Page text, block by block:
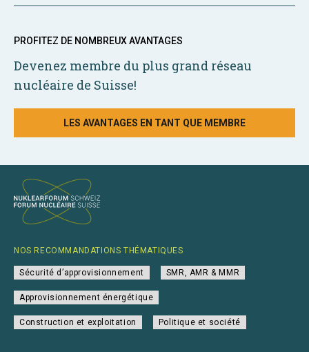
PROFITEZ DE NOMBREUX AVANTAGES
Devenez membre du plus grand réseau
nucléaire de Suisse!
LES AVANTAGES EN TANT QUE MEMBRE
NOS RECOMMANDATIONS THÉMATIQUES
Sécurité d’approvisionnement SMR, AMR & MMR
Approvisionnement énergétique
Construction et exploitation Politique et société